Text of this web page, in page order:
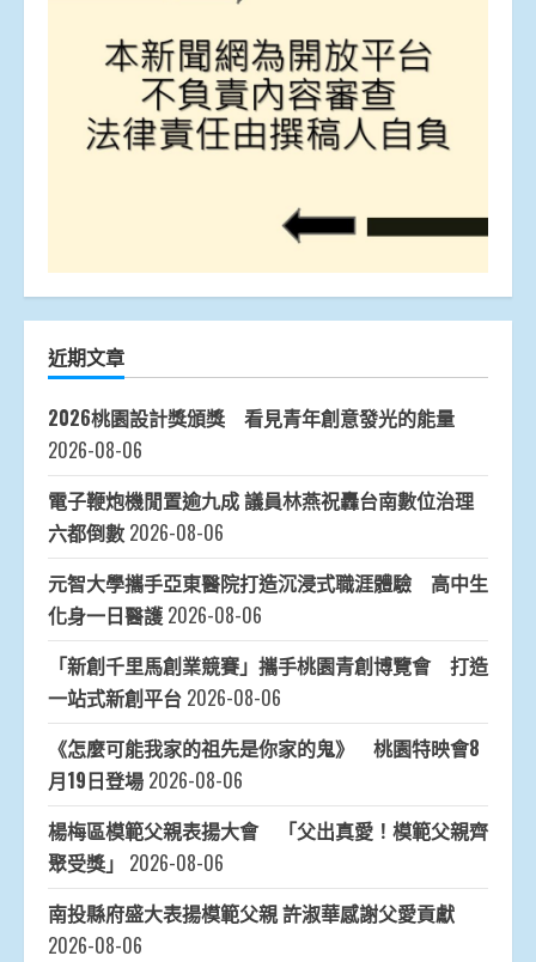
近期文章
2026桃園設計獎頒獎 看見青年創意發光的能量
2026-08-06
電子鞭炮機閒置逾九成 議員林燕祝轟台南數位治理
六都倒數 2026-08-06
元智大學攜手亞東醫院打造沉浸式職涯體驗 高中生
化身一日醫護 2026-08-06
「新創千里馬創業競賽」攜手桃園青創博覽會 打造
一站式新創平台 2026-08-06
《怎麼可能我家的祖先是你家的鬼》 桃園特映會8
月19日登場 2026-08-06
楊梅區模範父親表揚大會 「父出真愛！模範父親齊
聚受獎」 2026-08-06
南投縣府盛大表揚模範父親 許淑華感謝父愛貢獻
2026-08-06